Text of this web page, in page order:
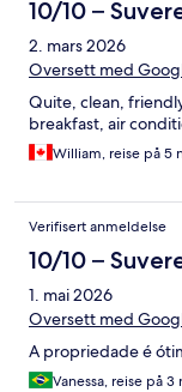
10/10 –
2. mars 2026
Oversett med
Quite, clean,
breakfast, air
William, reise på 5
Verifisert anmeldelse
10/10 –
1. mai 2026
Oversett med
A propriedade é
Vanessa, reise på 3